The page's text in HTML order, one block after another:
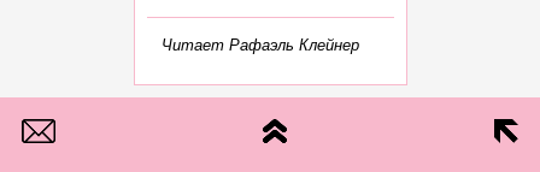
Читает Рафаэль Клейнер